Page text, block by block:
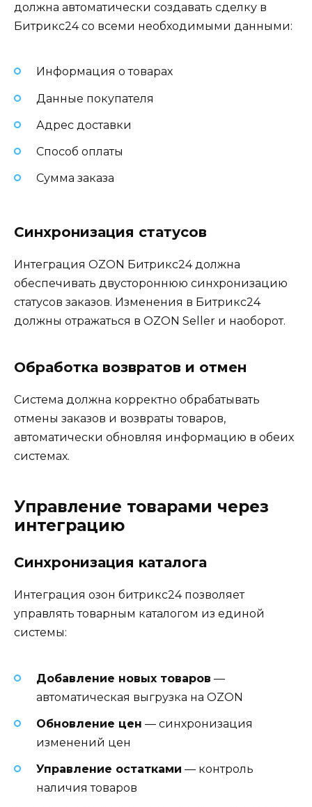
должна автоматически создавать сделку в
Битрикс24 со всеми необходимыми данными:
Информация о товарах
Данные покупателя
Адрес доставки
Способ оплаты
Сумма заказа
Синхронизация статусов
Интеграция OZON Битрикс24 должна
обеспечивать двустороннюю синхронизацию
статусов заказов. Изменения в Битрикс24
должны отражаться в OZON Seller и наоборот.
Обработка возвратов и отмен
Система должна корректно обрабатывать
отмены заказов и возвраты товаров,
автоматически обновляя информацию в обеих
системах.
Управление товарами через
интеграцию
Синхронизация каталога
Интеграция озон битрикс24 позволяет
управлять товарным каталогом из единой
системы:
Добавление новых товаров —
автоматическая выгрузка на OZON
Обновление цен — синхронизация
изменений цен
Управление остатками — контроль
наличия товаров